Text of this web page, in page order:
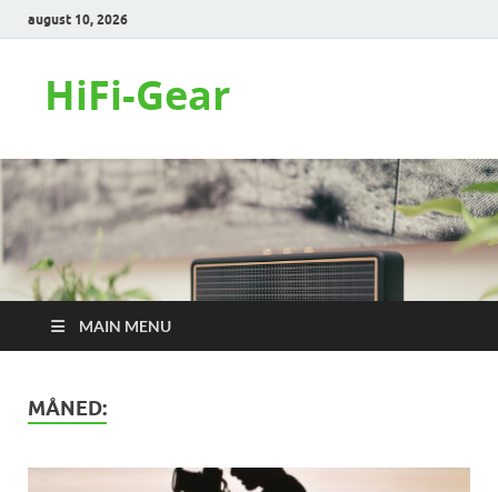
august 10, 2026
HiFi-Gear
MAIN MENU
MÅNED: